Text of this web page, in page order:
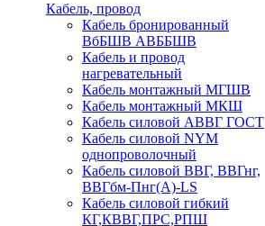
Кабель, провод
Кабель бронированный
ВбБШВ АВББШВ
Кабель и провод
нагревательный
Кабель монтажный МГШВ
Кабель монтажный МКШ
Кабель силовой АВВГ ГОСТ
Кабель силовой NYM
однопроволочный
Кабель силовой ВВГ, ВВГнг,
ВВГбм-Пнг(А)-LS
Кабель силовой гибкий
КГ,КВВГ,ПРС,РПШ